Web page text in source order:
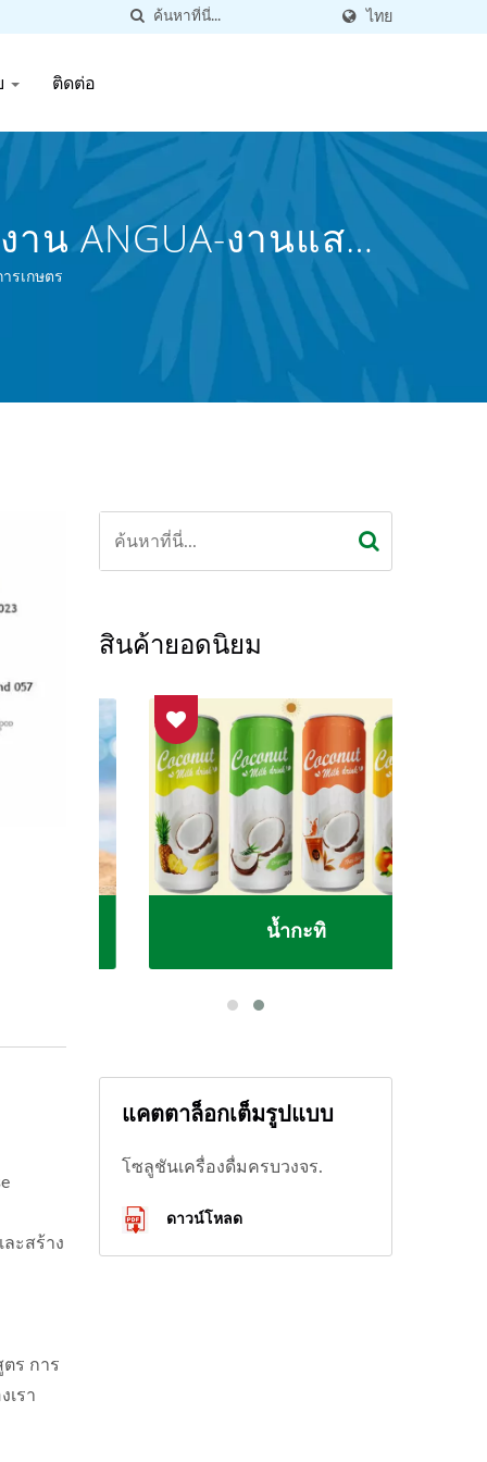
ไทย
ติดต่อ
น ANGUA-งานแสดง
มกระป๋องมากกว่า
รเกษตร
ะสร้าง
ร การ
เรา
สินค้ายอดนิยม
น้ำกะทิ
แคตตาล็อกเต็มรูปแบบ
โซลูชันเครื่องดื่มครบวงจร.
ดาวน์โหลด